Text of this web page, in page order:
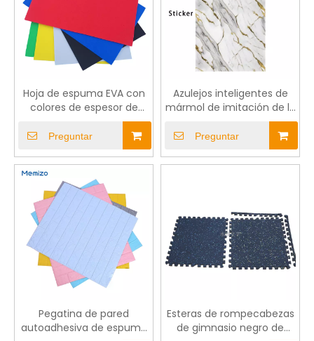
Hoja de espuma EVA con
colores de espesor de
diferentes tamaños
Preguntar
Azulejos inteligentes de
mármol de imitación de la
cocina Las pegatinas de la
pared de la pared de la
ducha se pueden enrollar
y personalizar en tamaño
Preguntar
Pegatina de pared
autoadhesiva de espuma
Esteras de rompecabezas
de gimnasio negro de